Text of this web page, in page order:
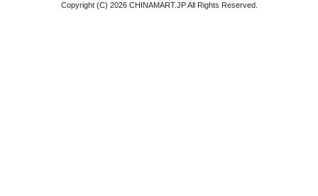
Copyright (C) 2026 CHINAMART.JP All Rights Reserved.